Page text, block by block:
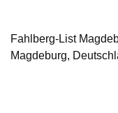
Fahlberg-List
Magdeburg,